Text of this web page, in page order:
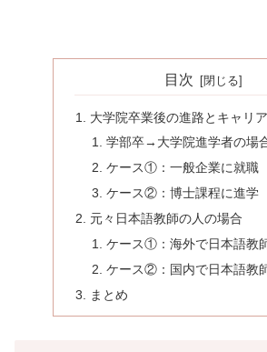
目次
大学院卒業後の進路とキャリア
学部卒→大学院進学者の場
ケース①：一般企業に就職
ケース②：博士課程に進学
元々日本語教師の人の場合
ケース①：海外で日本語教
ケース②：国内で日本語教
まとめ